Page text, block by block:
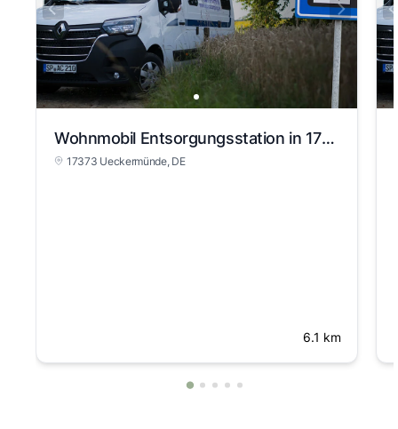
Wohnmobil Entsorgungsstation in 17373 Ueckermünde
17373 Ueckermünde, DE
6.1 km